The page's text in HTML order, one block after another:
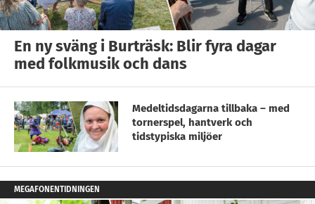
En ny sväng i Burträsk: Blir fyra dagar
med folkmusik och dans
Medeltidsdagarna tillbaka – med
tornerspel, hantverk och
tidstypiska miljöer
MEGAFONENTIDNINGEN